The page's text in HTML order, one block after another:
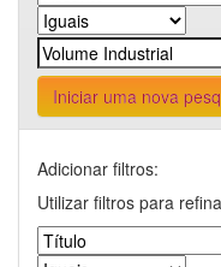
Iniciar uma nova
Adicionar filtros:
Utilizar filtros para